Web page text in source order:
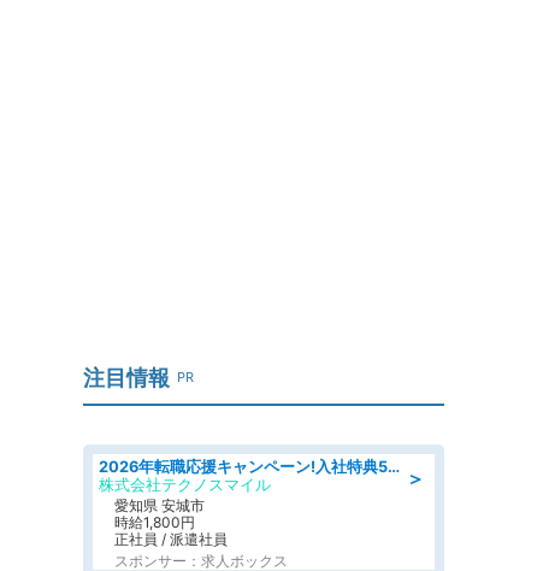
注目情報 PR
＞
2026年転職応援キャンペーン!入社特典58万円/デンソーで働こう!自動車工場で小型部品の検査業務 denso aichi
株式会社テクノスマイル
愛知県 安城市
時給1,800円
正社員 / 派遣社員
スポンサー：求人ボックス